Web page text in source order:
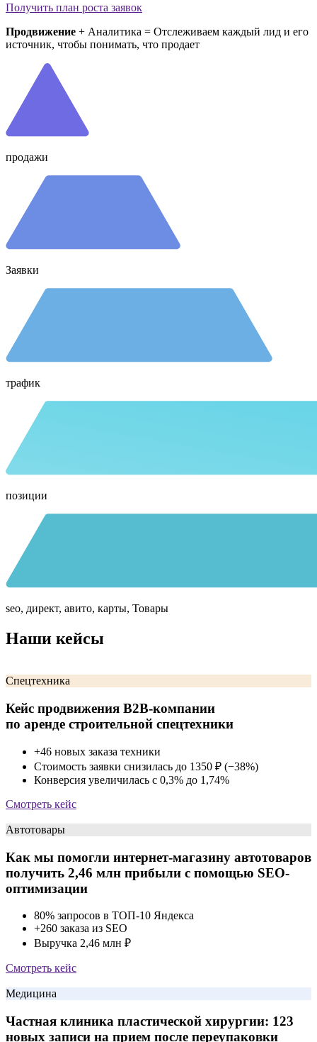
Получить план роста заявок
Продвижение + Аналитика = Отслеживаем каждый лид и его
источник, чтобы понимать, что продает
продажи
Заявки
трафик
позиции
seo, директ, авито, карты, Товары
Наши кейсы
Спецтехника
Кейс продвижения B2B-компании
по аренде строительной спецтехники
+46 новых заказа техники
Стоимость заявки снизилась до 1350 ₽ (−38%)
Конверсия увеличилась с 0,3% до 1,74%
Смотреть кейс
Автотовары
Как мы помогли интернет-магазину автотоваров
получить 2,46 млн прибыли с помощью SEO-
оптимизации
80% запросов в ТОП-10 Яндекса
+260 заказа из SEO
Выручка 2,46 млн ₽
Смотреть кейс
Медицина
Частная клиника пластической хирургии: 123
новых записи на прием после переупаковки